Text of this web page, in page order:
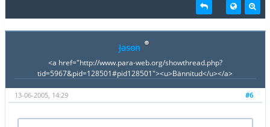
Jason
<a href="http://www.para-web.org/showthread.php?
tid=5967&pid=128501#pid128501"><u>Bännitud</u></a>
#6
13-06-2005, 14:29